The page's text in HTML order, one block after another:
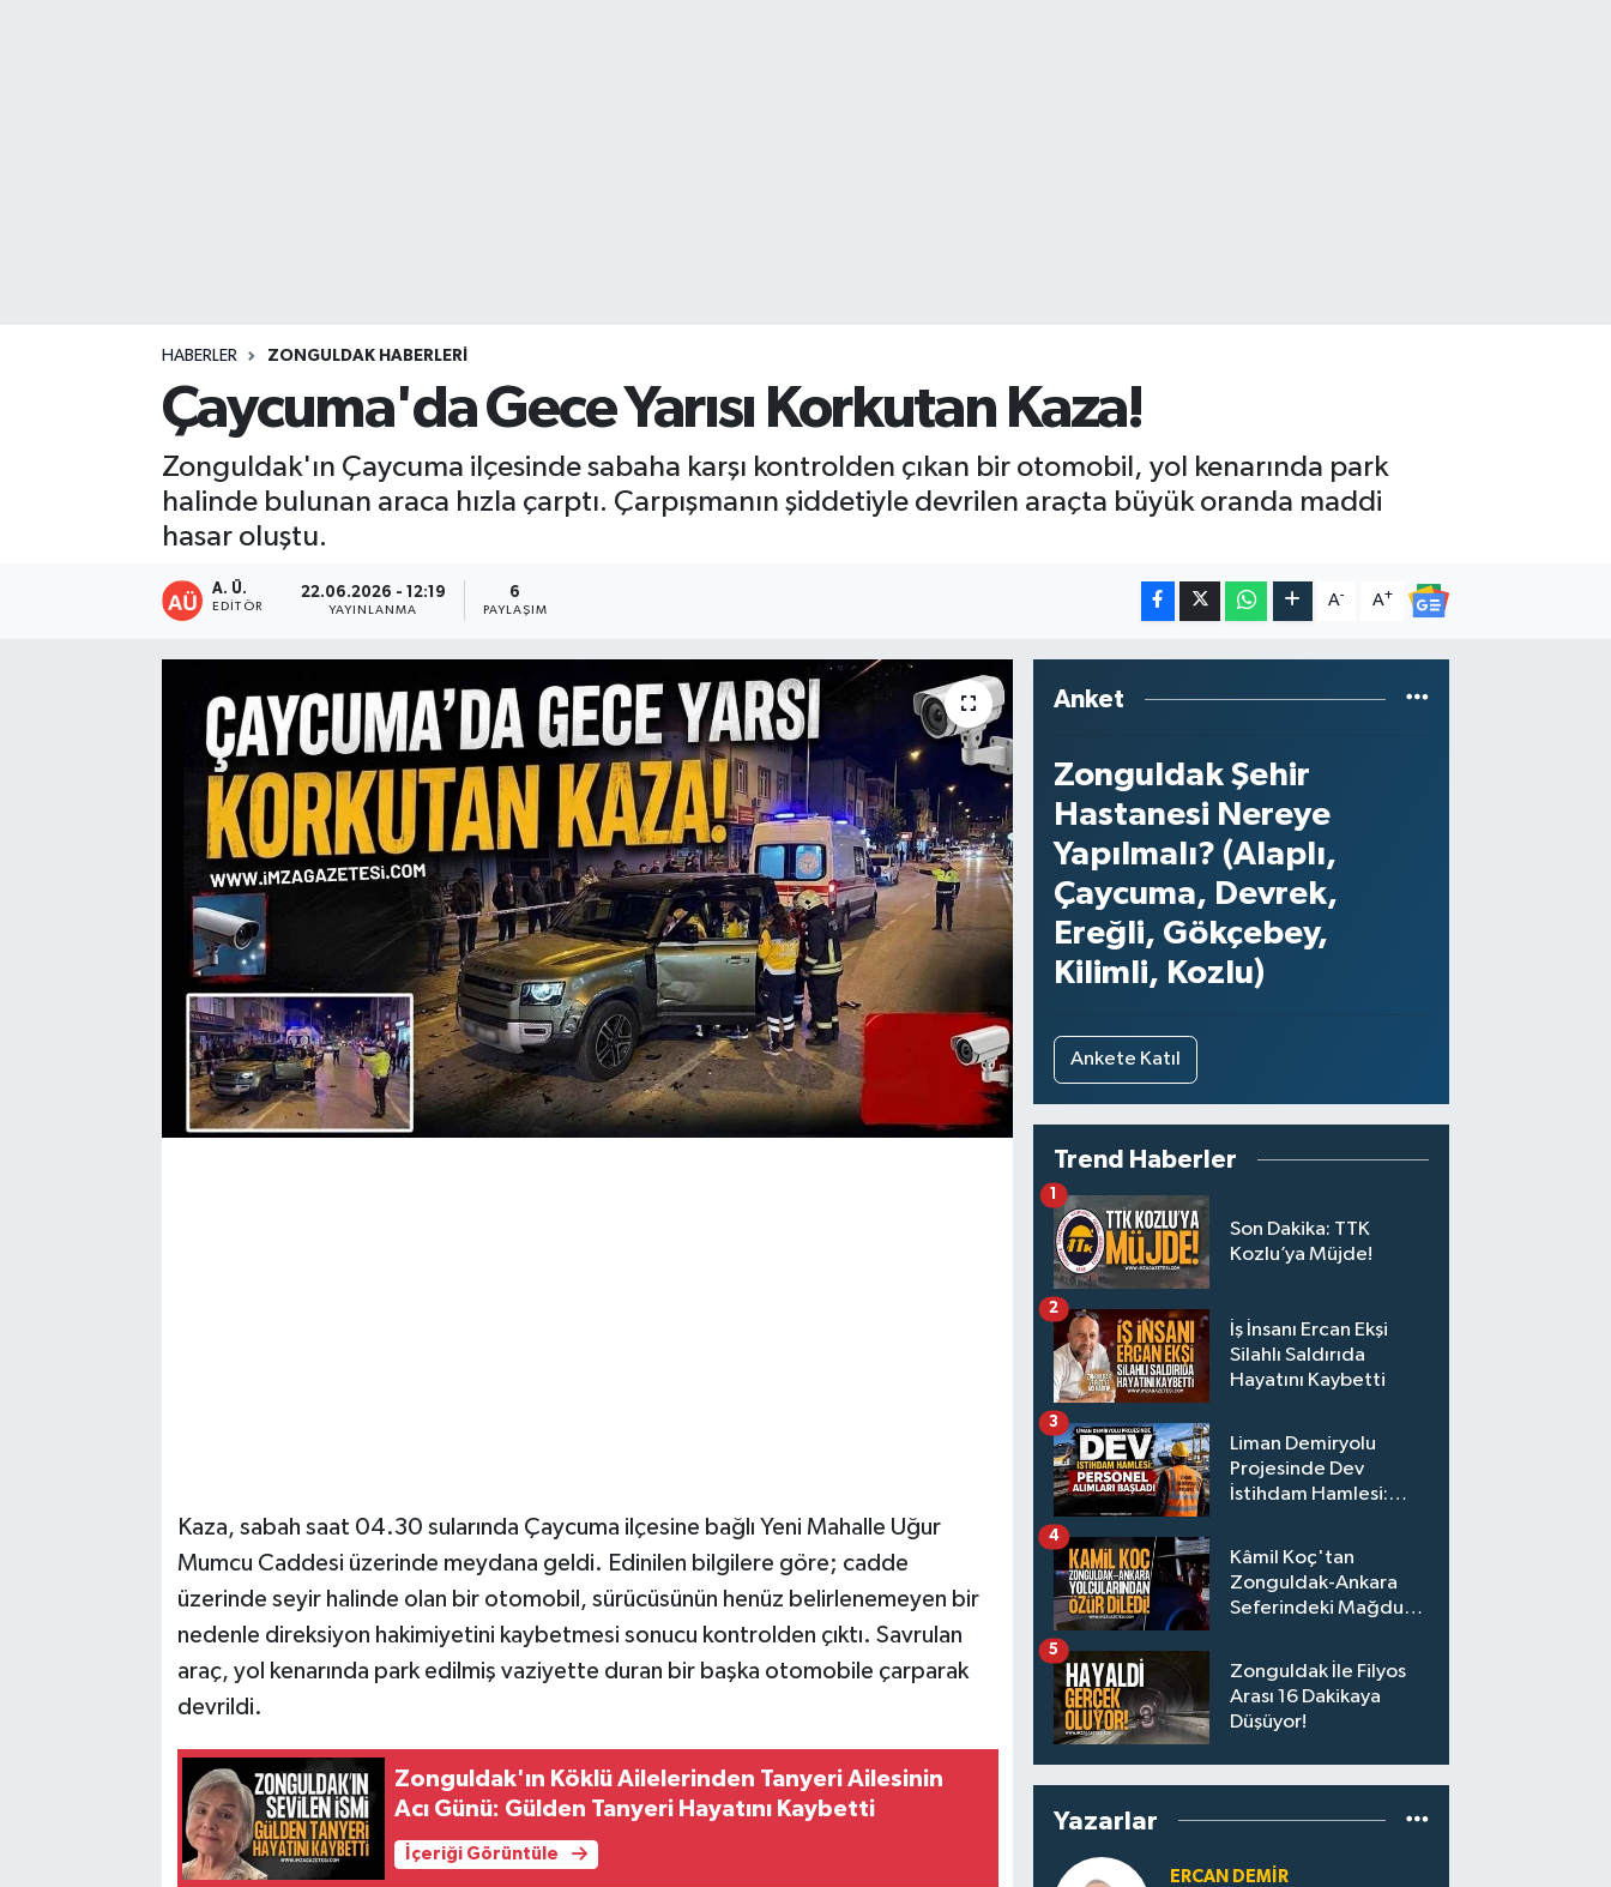
HABERLER ZONGULDAK HABERLERI
Çaycuma'da Gece Yarısı Korkutan Kaza!
Zonguldak'ın Çaycuma ilçesinde sabaha karşı kontrolden çıkan bir otomobil, yol kenarında park
halinde bulunan araca hızla çarptı. Çarpışmanın şiddetiyle devrilen araçta büyük oranda maddi
hasar oluştu.
A. Ü.
EDITÖR
22.06.2026 - 12:19
YAYINLANMA
6
PAYLAŞIM
A- A+
Kaza, sabah saat 04.30 sularında Çaycuma ilçesine bağlı Yeni Mahalle Uğur
Mumcu Caddesi üzerinde meydana geldi. Edinilen bilgilere göre; cadde
üzerinde seyir halinde olan bir otomobil, sürücüsünün henüz belirlenemeyen bir
nedenle direksiyon hakimiyetini kaybetmesi sonucu kontrolden çıktı. Savrulan
araç, yol kenarında park edilmiş vaziyette duran bir başka otomobile çarparak
devrildi.
Zonguldak'ın Köklü Ailelerinden Tanyeri Ailesinin
Acı Günü: Gülden Tanyeri Hayatını Kaybetti
İçeriği Görüntüle
Anket
Zonguldak Şehir
Hastanesi Nereye
Yapılmalı? (Alaplı,
Çaycuma, Devrek,
Ereğli, Gökçebey,
Kilimli, Kozlu)
Ankete Katıl
Trend Haberler
Son Dakika: TTK
Kozlu’ya Müjde!
1
İş İnsanı Ercan Ekşi
Silahlı Saldırıda
Hayatını Kaybetti
2
Liman Demiryolu
Projesinde Dev
İstihdam Hamlesi:
3
Kâmil Koç'tan
Zonguldak-Ankara
Seferindeki Mağdur
4
Zonguldak İle Filyos
Arası 16 Dakikaya
Düşüyor!
5
Yazarlar
ERCAN DEMIR
KASTAMONU